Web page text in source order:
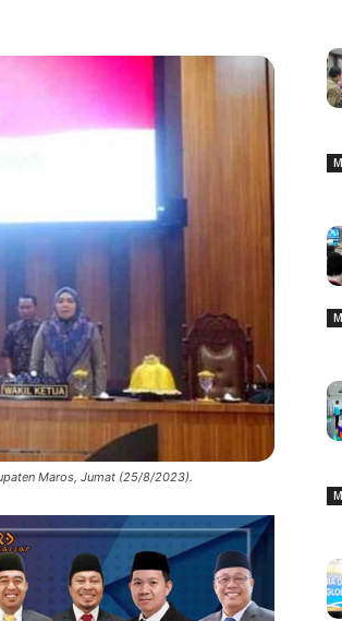
Maros, Jumat (25/8/2023).